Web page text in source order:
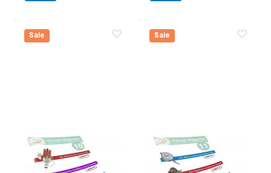
Sale
Paruzzi Magazine,
editie 10 NL.
zakformaat (A5)
Paruzzi nummer:591810
Sale
Paruzzi Magazine,
editie 11 NL.
zakformaat (A5)
Paruzzi nummer:591811